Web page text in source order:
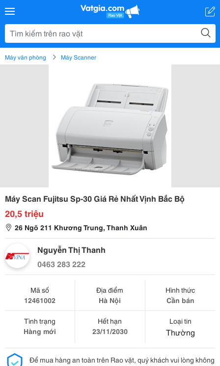
Máy văn phòng Máy Scanner
Máy Scan Fujitsu Sp-30 Giá Rẻ Nhất Vịnh Bắc Bộ
20,5 triệu
26 Ngõ 211 Khương Trung, Thanh Xuân
Nguyễn Thị Thanh
0463 283 222
Mã số
12461002
Địa điểm
Hà Nội
Hình thức
Cần bán
Tình trạng
Hàng mới
Hết hạn
23/11/2030
Loại tin
Thường
Để mua hàng an toàn trên Rao vặt, quý khách vui lòng không